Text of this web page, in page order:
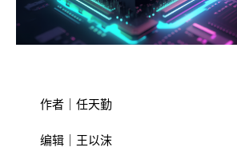
作者｜任天勤
编辑｜王以沫